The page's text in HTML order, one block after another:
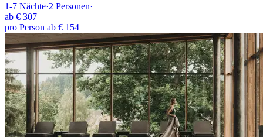
1-7 Nächte·2 Personen·
ab € 307
pro Person ab € 154